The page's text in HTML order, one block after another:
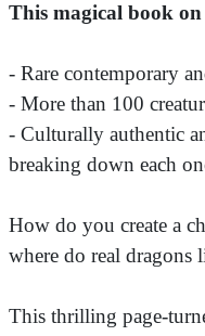
This magical book
- Rare contemporary
- More than 100
- Culturally authentic
breaking down each
How do you create a
where do real dragons
This thrilling page-